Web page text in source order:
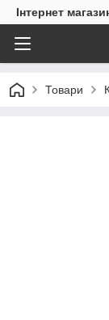
Інтернет
Товари